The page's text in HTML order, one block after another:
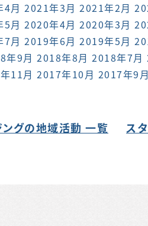
月 2021年3月 2021年2月
月 2020年4月 2020年3月
月 2019年6月 2019年5月
年9月 2018年8月 2018年7月
11月 2017年10月 2017年9月
グの地域活動 一覧 ス